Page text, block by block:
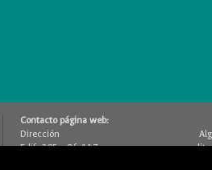
Contacto página web:
Dirección
Edif. 205 - Of. 117